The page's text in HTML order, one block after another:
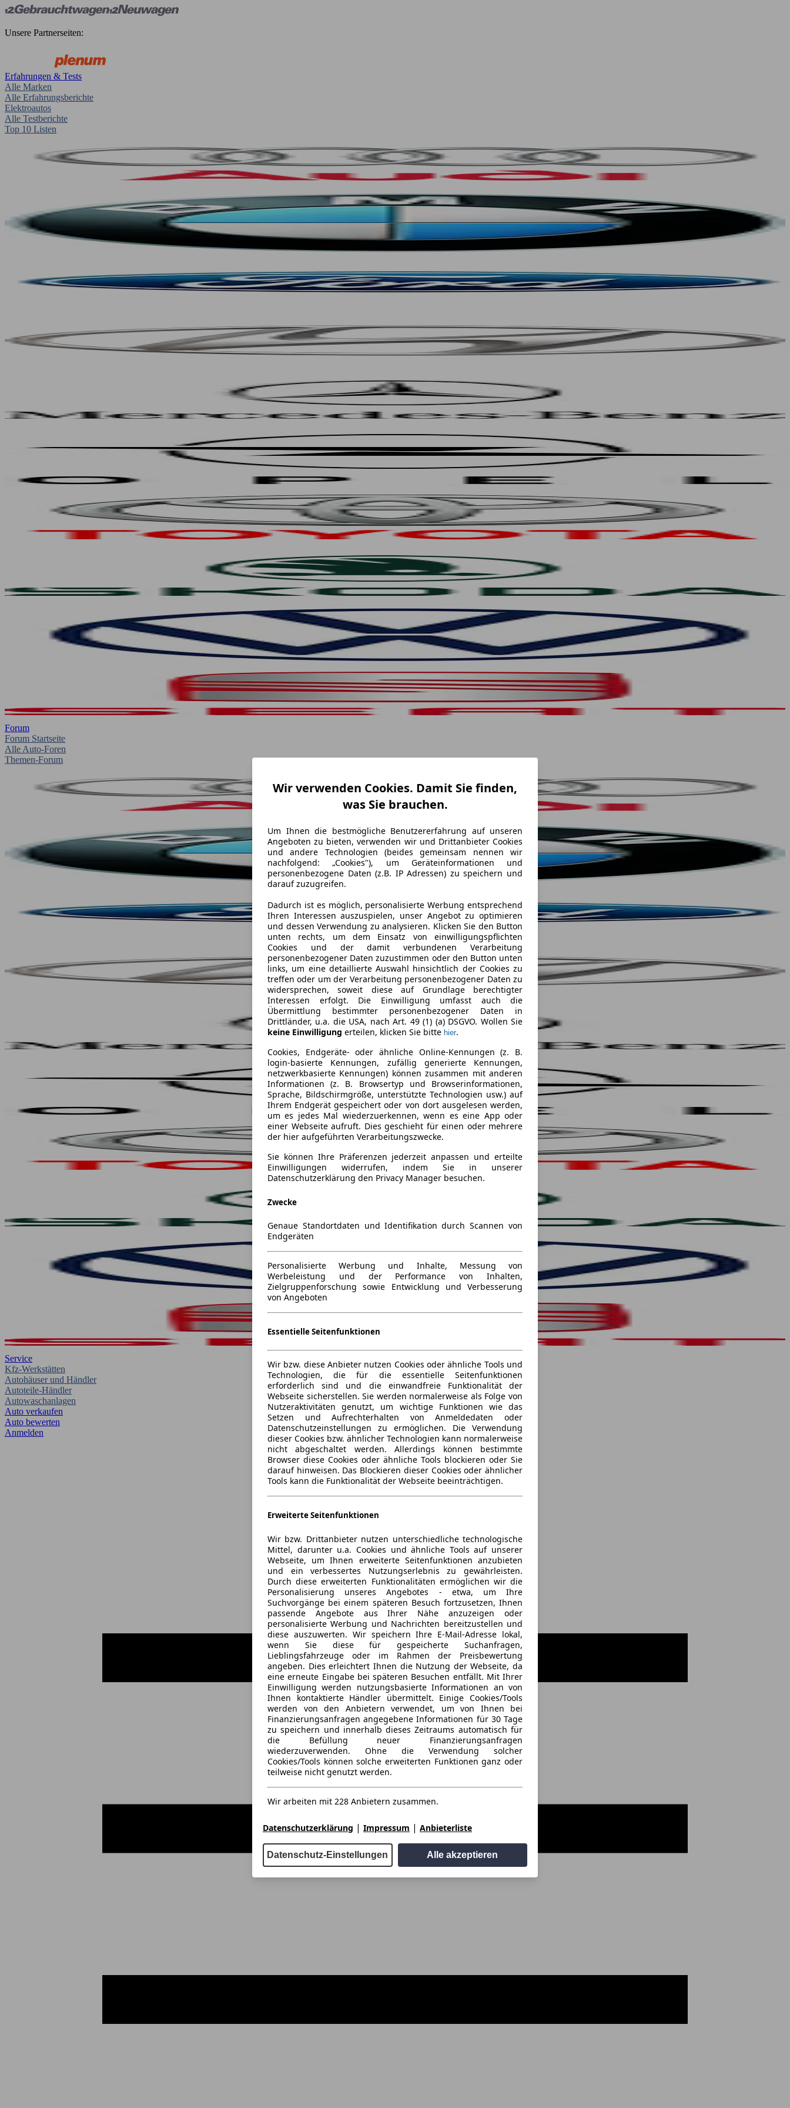
Unsere Partnerseiten:
Erfahrungen & Tests
Alle Marken
Alle Erfahrungsberichte
Elektroautos
Alle Testberichte
Top 10 Listen
Forum
Forum Startseite
Alle Auto-Foren
Themen-Forum
Service
Kfz-Werkstätten
Autohäuser und Händler
Autoteile-Händler
Autowaschanlagen
Auto verkaufen
Auto bewerten
Anmelden
Wir verwenden Cookies. Damit Sie finden,
was Sie brauchen.
Um Ihnen die bestmögliche Benutzererfahrung auf unseren
Angeboten zu bieten, verwenden wir und Drittanbieter Cookies
und andere Technologien (beides gemeinsam nennen wir
nachfolgend: „Cookies"), um Geräteinformationen und
personenbezogene Daten (z.B. IP Adressen) zu speichern und
darauf zuzugreifen.
Dadurch ist es möglich, personalisierte Werbung entsprechend
Ihren Interessen auszuspielen, unser Angebot zu optimieren
und dessen Verwendung zu analysieren. Klicken Sie den Button
unten rechts, um dem Einsatz von einwilligungspflichten
Cookies und der damit verbundenen Verarbeitung
personenbezogener Daten zuzustimmen oder den Button unten
links, um eine detaillierte Auswahl hinsichtlich der Cookies zu
treffen oder um der Verarbeitung personenbezogener Daten zu
widersprechen, soweit diese auf Grundlage berechtigter
Interessen erfolgt. Die Einwilligung umfasst auch die
Übermittlung bestimmter personenbezogener Daten in
Drittländer, u.a. die USA, nach Art. 49 (1) (a) DSGVO. Wollen Sie
keine Einwilligung erteilen, klicken Sie bitte hier.
Cookies, Endgeräte- oder ähnliche Online-Kennungen (z. B.
login-basierte Kennungen, zufällig generierte Kennungen,
netzwerkbasierte Kennungen) können zusammen mit anderen
Informationen (z. B. Browsertyp und Browserinformationen,
Sprache, Bildschirmgröße, unterstützte Technologien usw.) auf
Ihrem Endgerät gespeichert oder von dort ausgelesen werden,
um es jedes Mal wiederzuerkennen, wenn es eine App oder
einer Webseite aufruft. Dies geschieht für einen oder mehrere
der hier aufgeführten Verarbeitungszwecke.
Sie können Ihre Präferenzen jederzeit anpassen und erteilte
Einwilligungen widerrufen, indem Sie in unserer
Datenschutzerklärung den Privacy Manager besuchen.
Zwecke
Genaue Standortdaten und Identifikation durch Scannen von
Endgeräten
Personalisierte Werbung und Inhalte, Messung von
Werbeleistung und der Performance von Inhalten,
Zielgruppenforschung sowie Entwicklung und Verbesserung
von Angeboten
Essentielle Seitenfunktionen
Wir bzw. diese Anbieter nutzen Cookies oder ähnliche Tools und
Technologien, die für die essentielle Seitenfunktionen
erforderlich sind und die einwandfreie Funktionalität der
Webseite sicherstellen. Sie werden normalerweise als Folge von
Nutzeraktivitäten genutzt, um wichtige Funktionen wie das
Setzen und Aufrechterhalten von Anmeldedaten oder
Datenschutzeinstellungen zu ermöglichen. Die Verwendung
dieser Cookies bzw. ähnlicher Technologien kann normalerweise
nicht abgeschaltet werden. Allerdings können bestimmte
Browser diese Cookies oder ähnliche Tools blockieren oder Sie
darauf hinweisen. Das Blockieren dieser Cookies oder ähnlicher
Tools kann die Funktionalität der Webseite beeinträchtigen.
Erweiterte Seitenfunktionen
Wir bzw. Drittanbieter nutzen unterschiedliche technologische
Mittel, darunter u.a. Cookies und ähnliche Tools auf unserer
Webseite, um Ihnen erweiterte Seitenfunktionen anzubieten
und ein verbessertes Nutzungserlebnis zu gewährleisten.
Durch diese erweiterten Funktionalitäten ermöglichen wir die
Personalisierung unseres Angebotes - etwa, um Ihre
Suchvorgänge bei einem späteren Besuch fortzusetzen, Ihnen
passende Angebote aus Ihrer Nähe anzuzeigen oder
personalisierte Werbung und Nachrichten bereitzustellen und
diese auszuwerten. Wir speichern Ihre E-Mail-Adresse lokal,
wenn Sie diese für gespeicherte Suchanfragen,
Lieblingsfahrzeuge oder im Rahmen der Preisbewertung
angeben. Dies erleichtert Ihnen die Nutzung der Webseite, da
eine erneute Eingabe bei späteren Besuchen entfällt. Mit Ihrer
Einwilligung werden nutzungsbasierte Informationen an von
Ihnen kontaktierte Händler übermittelt. Einige Cookies/Tools
werden von den Anbietern verwendet, um von Ihnen bei
Finanzierungsanfragen angegebene Informationen für 30 Tage
zu speichern und innerhalb dieses Zeitraums automatisch für
die Befüllung neuer Finanzierungsanfragen
wiederzuverwenden. Ohne die Verwendung solcher
Cookies/Tools können solche erweiterten Funktionen ganz oder
teilweise nicht genutzt werden.
Wir arbeiten mit 228 Anbietern zusammen.
Datenschutzerklärung | Impressum | Anbieterliste
Datenschutz-Einstellungen Alle akzeptieren